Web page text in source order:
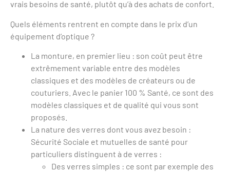
vrais besoins de santé, plutôt qu’à des achats de confort.
Quels éléments rentrent en compte dans le prix d’un
équipement d’optique ?
La monture, en premier lieu : son coût peut être
extrêmement variable entre des modèles
classiques et des modèles de créateurs ou de
couturiers. Avec le panier 100 % Santé, ce sont des
modèles classiques et de qualité qui vous sont
proposés.
La nature des verres dont vous avez besoin :
Sécurité Sociale et mutuelles de santé pour
particuliers distinguent à de verres :
Des verres simples : ce sont par exemple des